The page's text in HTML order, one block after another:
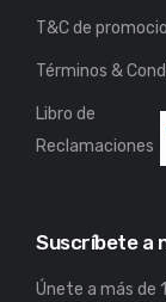
T&C de
Términos &
Libro de
Reclamaciones
Suscríbete a
Únete a más de